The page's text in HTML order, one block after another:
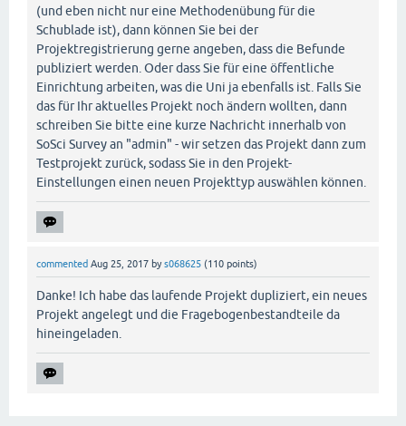
(und eben nicht nur eine Methodenübung für die
Schublade ist), dann können Sie bei der
Projektregistrierung gerne angeben, dass die Befunde
publiziert werden. Oder dass Sie für eine öffentliche
Einrichtung arbeiten, was die Uni ja ebenfalls ist. Falls Sie
das für Ihr aktuelles Projekt noch ändern wollten, dann
schreiben Sie bitte eine kurze Nachricht innerhalb von
SoSci Survey an "admin" - wir setzen das Projekt dann zum
Testprojekt zurück, sodass Sie in den Projekt-
Einstellungen einen neuen Projekttyp auswählen können.
commented Aug 25, 2017 bys068625 (110 points)
Danke! Ich habe das laufende Projekt dupliziert, ein neues
Projekt angelegt und die Fragebogenbestandteile da
hineingeladen.